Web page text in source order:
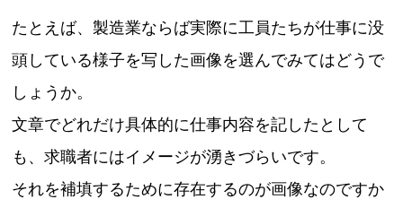
たとえば、製造業ならば実際に工員たちが仕事に没
頭している様子を写した画像を選んでみてはどうで
しょうか。
文章でどれだけ具体的に仕事内容を記したとして
も、求職者にはイメージが湧きづらいです。
それを補填するために存在するのが画像なのですか